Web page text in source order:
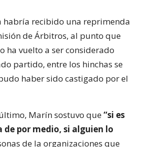
habría recibido una reprimenda
de Árbitros, al punto que
ha vuelto a ser considerado
partido, entre los hinchas se
haber sido castigado por el
Marín sostuvo que“si es
de por medio, si alguien lo
de la organizaciones que